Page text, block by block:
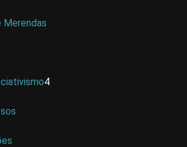
Merendas
4